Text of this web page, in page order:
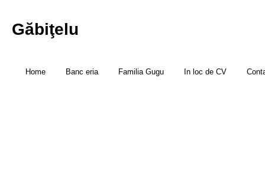
Găbiţelu
Home Banc eria Familia Gugu In loc de CV